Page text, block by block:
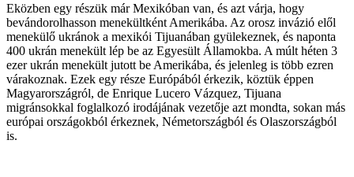
Eközben egy részük már Mexikóban van, és azt várja, hogy
bevándorolhasson menekültként Amerikába. Az orosz invázió elől
menekülő ukránok a mexikói Tijuanában gyülekeznek, és naponta
400 ukrán menekült lép be az Egyesült Államokba. A múlt héten 3
ezer ukrán menekült jutott be Amerikába, és jelenleg is több ezren
várakoznak. Ezek egy része Európából érkezik, köztük éppen
Magyarországról, de Enrique Lucero Vázquez, Tijuana
migránsokkal foglalkozó irodájának vezetője azt mondta, sokan más
európai országokból érkeznek, Németországból és Olaszországból
is.